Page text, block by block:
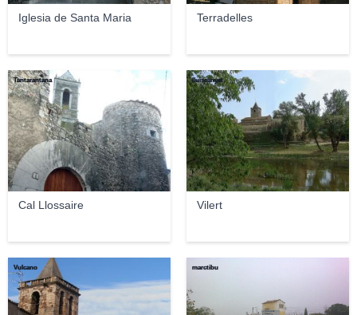
Iglesia de Santa Maria Terradelles
Cal Llossaire
Tantarantana
Vilert
lluiscanyet
Vulcano marctibu